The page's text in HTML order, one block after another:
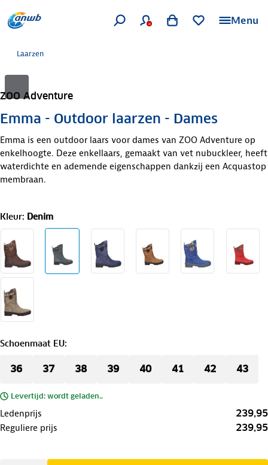
Menu
Laarzen
ZOO Adventure
Emma - Outdoor laarzen - Dames
Emma is een outdoor laars voor dames van ZOO Adventure op
enkelhoogte. Deze enkellaars, gemaakt van vet nubuckleer, heeft
waterdichte en ademende eigenschappen dankzij een Acquastop
membraan.
Kleur: Denim
Schoenmaat EU:
36 37 38 39 40 41 42 43
Levertijd: wordt geladen..
Ledenprijs 239,95
Reguliere prijs 239,95